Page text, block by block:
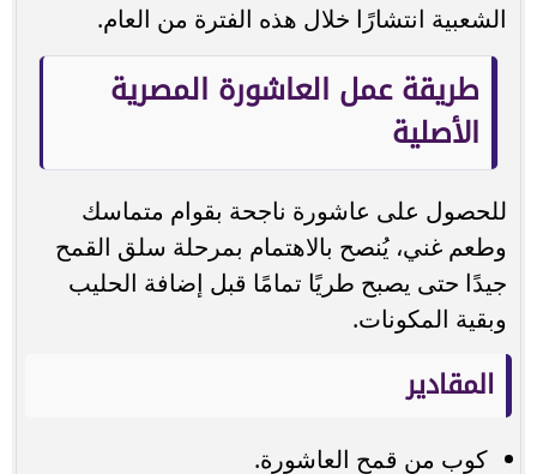
الشعبية انتشارًا خلال هذه الفترة من العام.
طريقة عمل العاشورة المصرية
الأصلية
للحصول على عاشورة ناجحة بقوام متماسك
وطعم غني، يُنصح بالاهتمام بمرحلة سلق القمح
جيدًا حتى يصبح طريًا تمامًا قبل إضافة الحليب
وبقية المكونات.
المقادير
كوب من قمح العاشورة.